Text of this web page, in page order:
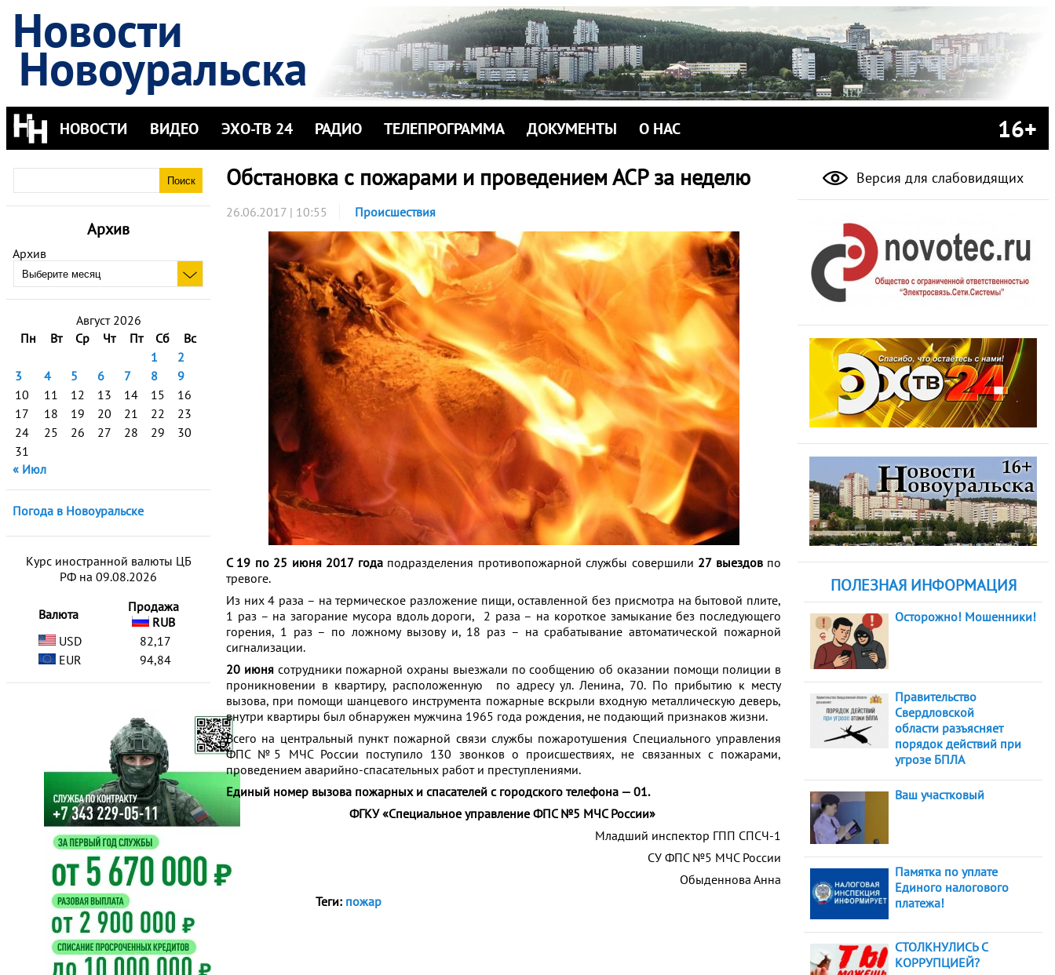
Новости
Новоуральска
НОВОСТИ ВИДЕО ЭХО-ТВ 24 РАДИО ТЕЛЕПРОГРАММА ДОКУМЕНТЫ О НАС 16+
Архив
Архив
Август 2026
Пн
Вт Ср Чт Пт Сб
Вс
1
2
3
4 5 6 7 8
9
10
11 12 13 14 15
16
17
18 19 20 21 22
23
24
25 26 27 28 29
30
31
« Июл
Погода в Новоуральске
Курс иностранной валюты ЦБ
РФ на 09.08.2026
Валюта
Продажа
RUB
USD
82,17
EUR
94,84
Обстановка с пожарами и проведением АСР за неделю
26.06.2017 | 10:55 Происшествия
С 19 по 25 июня 2017 годаподразделения противопожарной службы совершили 27 выездовпо
тревоге.
Из них 4 раза – на термическое разложение пищи, оставленной без присмотра на бытовой плите,
1 раз – на загорание мусора вдоль дороги, 2 раза – на короткое замыкание без последующего
горения, 1 раз – по ложному вызову и, 18 раз – на срабатывание автоматической пожарной
сигнализации.
20 июня сотрудники пожарной охраны выезжали по сообщению об оказании помощи полиции в
проникновении в квартиру, расположенную по адресу ул. Ленина, 70. По прибытию к месту
вызова, при помощи шанцевого инструмента пожарные вскрыли входную металлическую деверь,
внутри квартиры был обнаружен мужчина 1965 года рождения, не подающий признаков жизни.
Всего на центральный пункт пожарной связи службы пожаротушения Специального управления
ФПС №5 МЧС России поступило 130 звонков о происшествиях, не связанных с пожарами,
проведением аварийно-спасательных работ и преступлениями.
Единый номер вызова пожарных и спасателей с городского телефона — 01.
ФГКУ «Специальное управление ФПС №5 МЧС России»
Младший инспектор ГПП СПСЧ-1
СУ ФПС №5 МЧС России
Обыденнова Анна
Теги: пожар
Версия для слабовидящих
ПОЛЕЗНАЯ ИНФОРМАЦИЯ
Осторожно! Мошенники!
Правительство
Свердловской
области разъясняет
порядок действий при
угрозе БПЛА
Ваш участковый
Памятка по уплате
Единого налогового
платежа!
СТОЛКНУЛИСЬ С
КОРРУПЦИЕЙ?